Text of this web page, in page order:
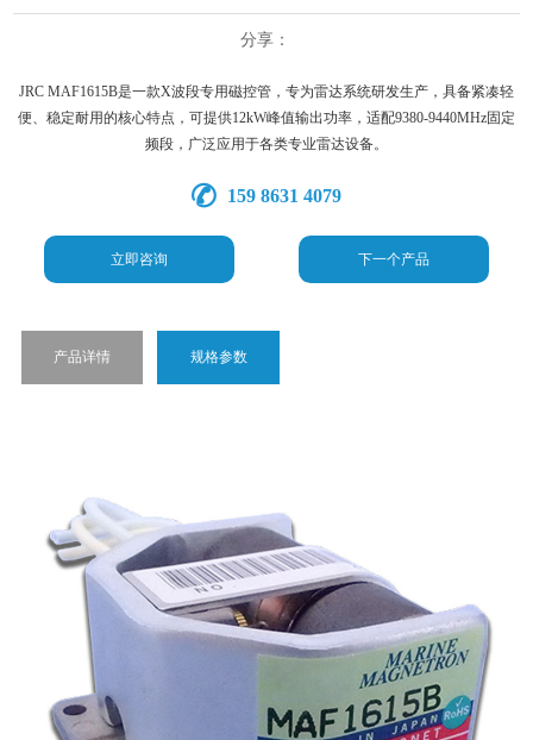
分享：
JRC MAF1615B是一款X波段专用磁控管，专为雷达系统研发生产，具备紧凑轻
便、稳定耐用的核心特点，可提供12kW峰值输出功率，适配9380-9440MHz固定
频段，广泛应用于各类专业雷达设备。
159 8631 4079
立即咨询 下一个产品
产品详情 规格参数